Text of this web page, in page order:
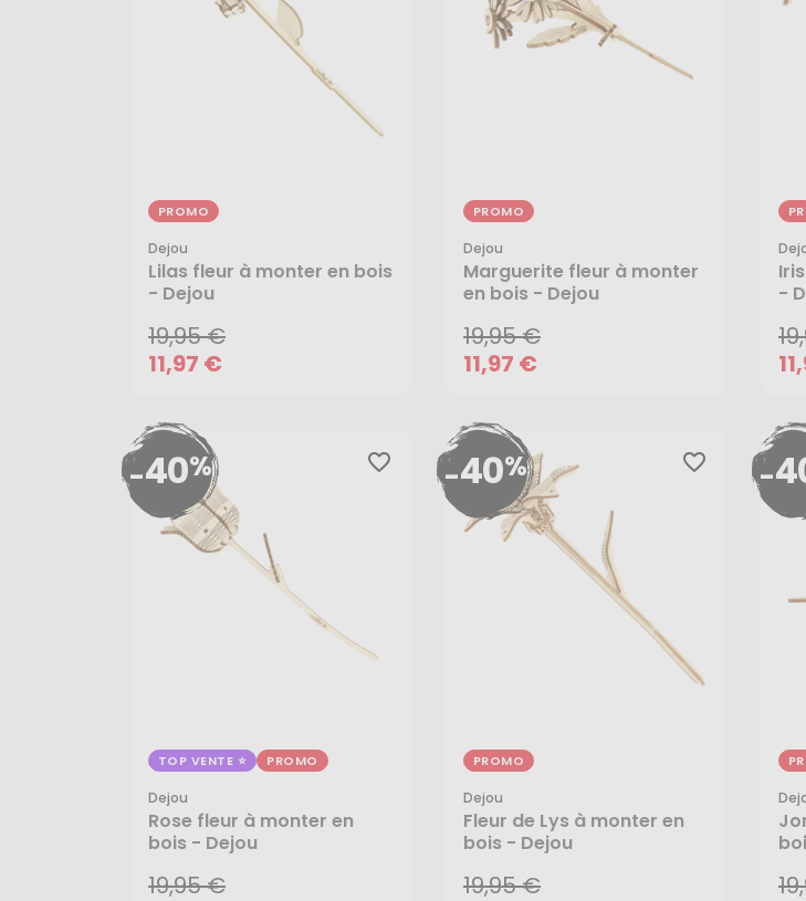
PROMO
Dejou
Lilas fleur à monter en bois
- Dejou
19,95 €
11,97 €
19,95 €
11,97 €
PROMO
Dejou
Marguerite fleur à monter
en bois - Dejou
19,95 €
11,97 €
19,95 €
11,97 €
-
favorite_border
-40%
TOP VENTE PROMO
Dejou
Rose fleur à monter en
bois - Dejou
19,95 €
19,95 €
11,97 €
favorite_border
-40%
PROMO
Dejou
Fleur de Lys à monter en
bois - Dejou
19,95 €
19,95 €
11,97 €
-